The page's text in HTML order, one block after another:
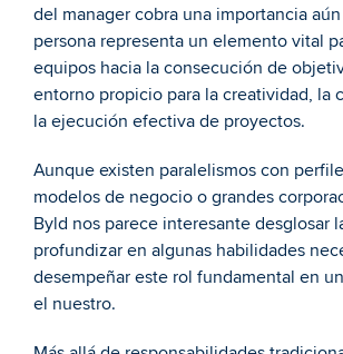
del manager cobra una importancia aún
persona representa un elemento vital
equipos hacia la consecución de
entorno propicio para la creatividad, la
la ejecución efectiva de proyectos.
Aunque existen paralelismos con
modelos de negocio o grandes
Byld nos parece interesante desglosar
profundizar en algunas habilidades
desempeñar este rol fundamental en
el nuestro.